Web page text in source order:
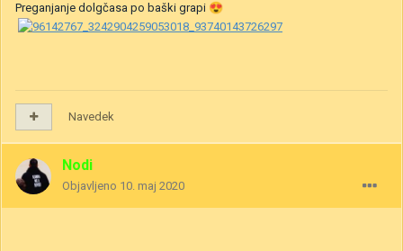
Preganjanje dolgčasa po baški grapi 😍
Navedek
Nodi
Objavljeno 10. maj 2020